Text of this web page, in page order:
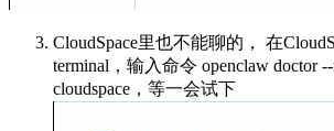
CloudSpace里也不能聊的， 在
terminal，输入命令 openclaw doctor
cloudspace，等一会试下